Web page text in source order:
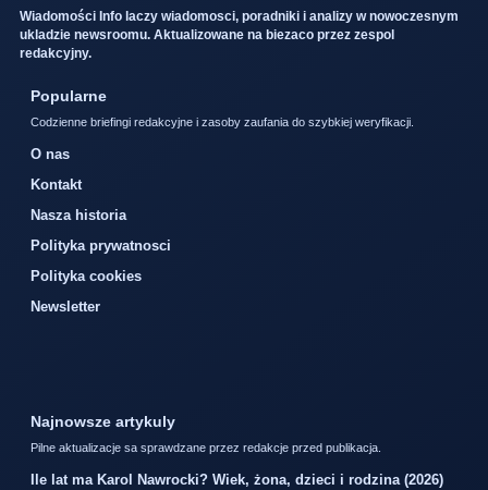
Wiadomości Info laczy wiadomosci, poradniki i analizy w nowoczesnym
ukladzie newsroomu. Aktualizowane na biezaco przez zespol
redakcyjny.
Popularne
Codzienne briefingi redakcyjne i zasoby zaufania do szybkiej weryfikacji.
O nas
Kontakt
Nasza historia
Polityka prywatnosci
Polityka cookies
Newsletter
Najnowsze artykuly
Pilne aktualizacje sa sprawdzane przez redakcje przed publikacja.
Ile lat ma Karol Nawrocki? Wiek, żona, dzieci i rodzina (2026)